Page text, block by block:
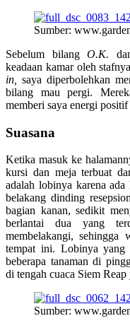
Sumber:
Sebelum bilangO.K.
keadaan kamar oleh
in,
saya diperbolehkan
bilang mau pergi.
memberi saya energi
Suasana
Ketika masuk ke
kursi dan meja terbuat
adalah lobinya karena
belakang dinding
bagian kanan, sedikit
berlantai dua yang
membelakangi, sehingga
tempat ini. Lobinya yang
beberapa tanaman di
di tengah cuaca Siem
Sumber: